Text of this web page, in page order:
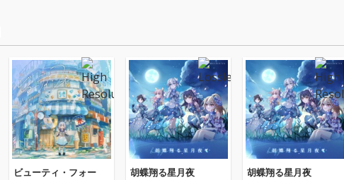
ビューティ・フォー 胡蝶翔る星月夜 胡蝶翔る星月夜